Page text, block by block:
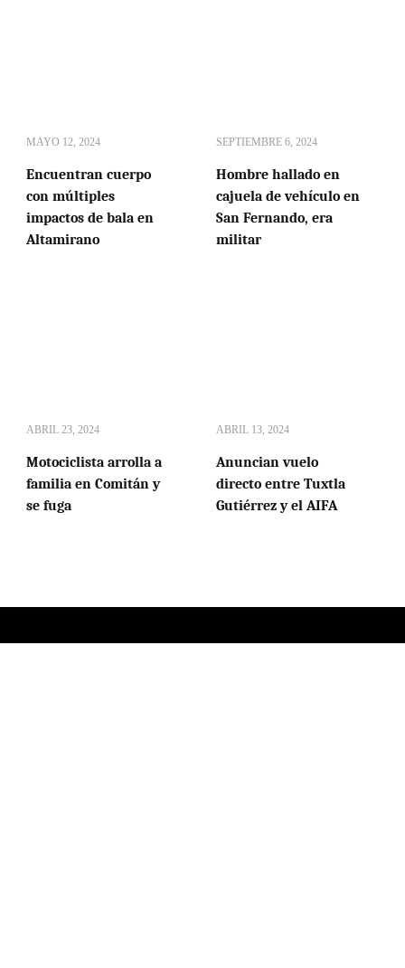
MAYO 12, 2024
Encuentran cuerpo
con múltiples
impactos de bala en
Altamirano
SEPTIEMBRE 6, 2024
Hombre hallado en
cajuela de vehículo en
San Fernando, era
militar
ABRIL 23, 2024
Motociclista arrolla a
familia en Comitán y
se fuga
ABRIL 13, 2024
Anuncian vuelo
directo entre Tuxtla
Gutiérrez y el AIFA